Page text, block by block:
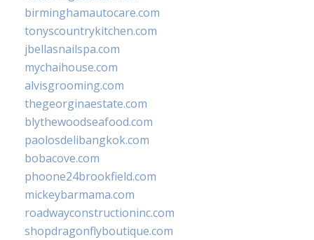
birminghamautocare.com
tonyscountrykitchen.com
jbellasnailspa.com
mychaihouse.com
alvisgrooming.com
thegeorginaestate.com
blythewoodseafood.com
paolosdelibangkok.com
bobacove.com
phoone24brookfield.com
mickeybarmama.com
roadwayconstructioninc.com
shopdragonflyboutique.com